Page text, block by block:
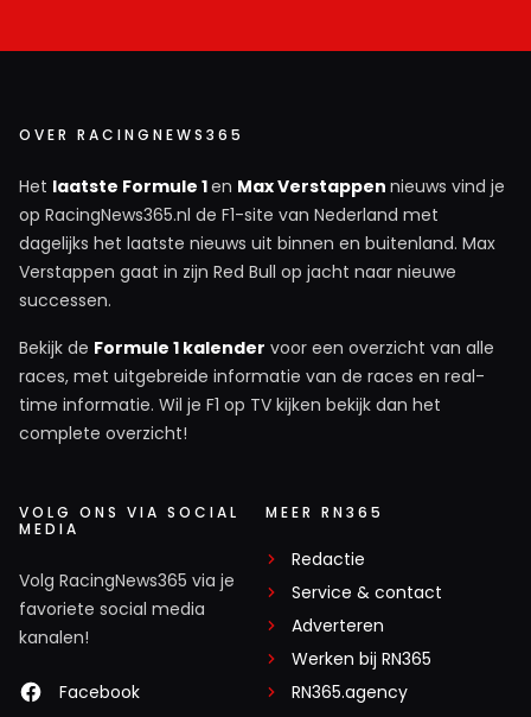
OVER RACINGNEWS365
Het laatste Formule 1en Max Verstappen nieuws vind je
op RacingNews365.nl de F1-site van Nederland met
dagelijks het laatste nieuws uit binnen en buitenland. Max
Verstappen gaat in zijn Red Bull op jacht naar nieuwe
successen.
Bekijk de Formule 1 kalender voor een overzicht van alle
races, met uitgebreide informatie van de races en real-
time informatie. Wil je F1 op TV kijken bekijk dan het
complete overzicht!
VOLG ONS VIA SOCIAL
MEDIA
Volg RacingNews365 via je
favoriete social media
kanalen!
Facebook
MEER RN365
Redactie
Service & contact
Adverteren
Werken bij RN365
RN365.agency